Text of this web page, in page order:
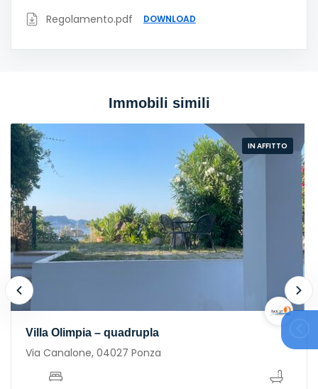
Regolamento.pdf DOWNLOAD
Immobili simili
IN AFFITTO
Villa Olimpia – quadrupla
Via Canalone, 04027 Ponza